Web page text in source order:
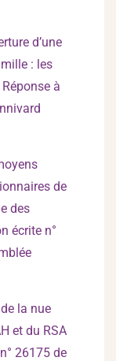
d’une
: les
à
de
des
écrite n°
la nue
et du RSA
26175 de